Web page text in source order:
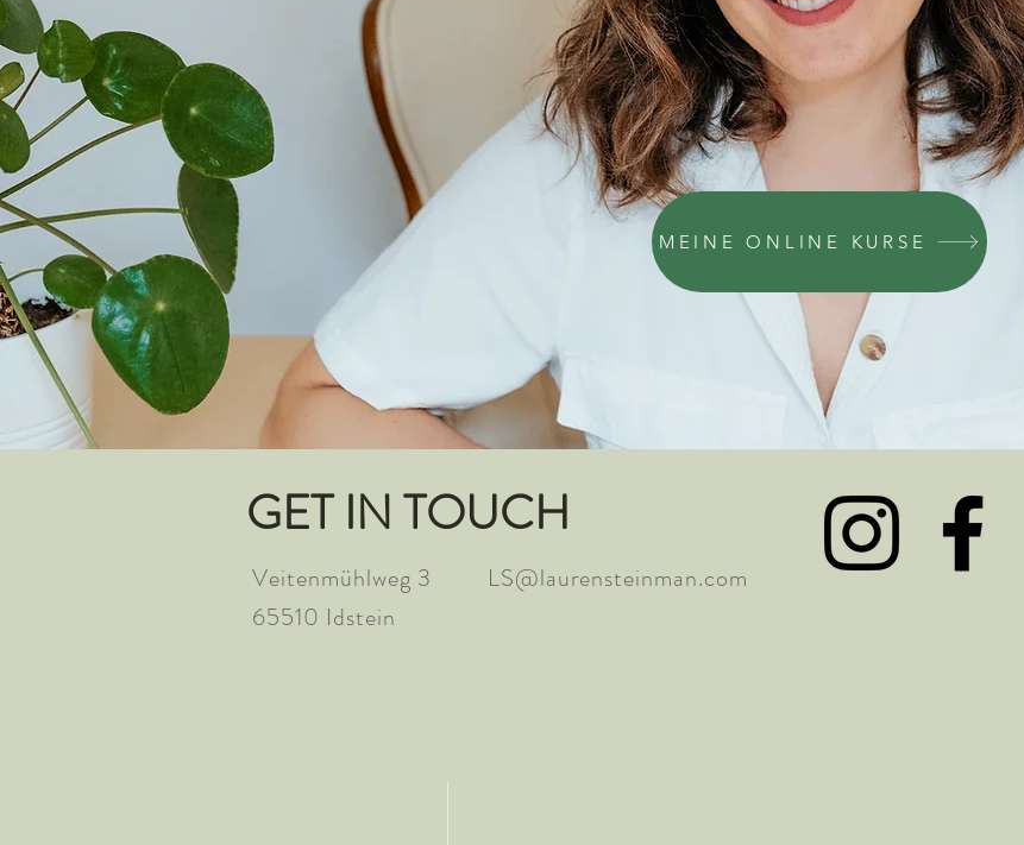
MEINE ONLINE KURSE
GET IN TOUCH
Veitenmühlweg 3
65510 Idstein
LS@laurensteinman.com